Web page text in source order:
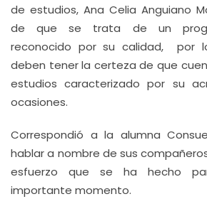
de estudios, Ana Celia Anguiano
de que se trata de un
reconocido por su calidad, por
deben tener la certeza de que
estudios caracterizado por su
ocasiones.
Correspondió a la alumna
hablar a nombre de sus
esfuerzo que se ha hecho
importante momento.